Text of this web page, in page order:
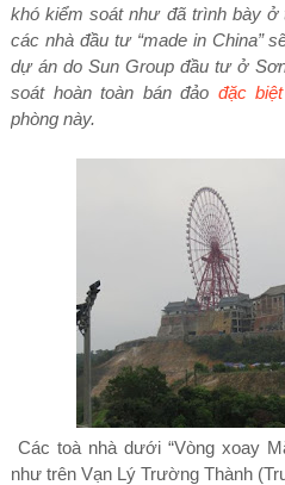
khó kiểm soát như đã trình bày ở
các nhà đầu tư “made in China”
dự án do Sun Group đầu tư ở
soát hoàn toàn bán đảo đặc
phòng này.
Các toà nhà dưới “Vòng xoay
như trên Vạn Lý Trường Thành